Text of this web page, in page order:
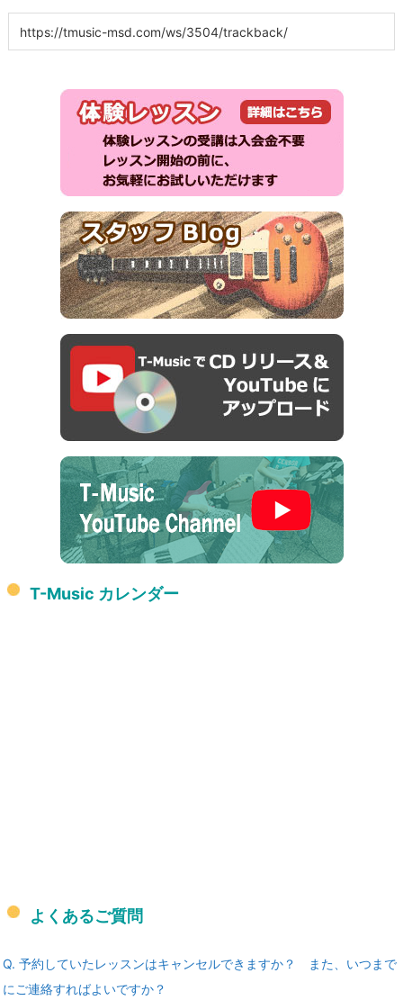
T-Music カレンダー
よくあるご質問
Q. 予約していたレッスンはキャンセルできますか？ また、いつまで
にご連絡すればよいですか？